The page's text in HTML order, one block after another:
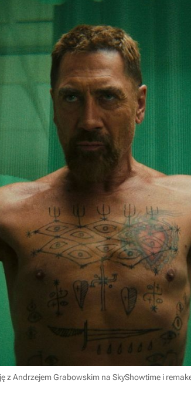
Andrzejem Grabowskim na SkyShowtime i